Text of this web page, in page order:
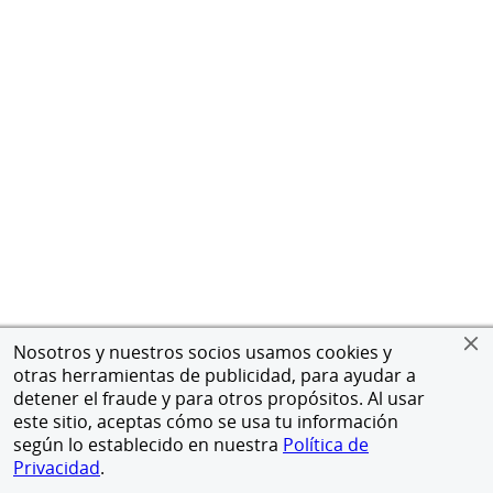
Nosotros y nuestros socios usamos cookies y
otras herramientas de publicidad, para ayudar a
detener el fraude y para otros propósitos. Al usar
este sitio, aceptas cómo se usa tu información
según lo establecido en nuestra Política de
Privacidad.